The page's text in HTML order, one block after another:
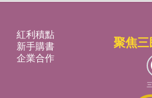
紅利積點
新手購書
企業合作
聚焦